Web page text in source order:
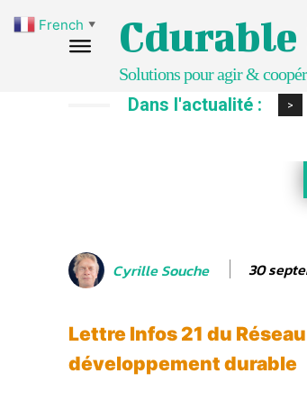
Cdurable
Solutions pour agir &
Dans l'actualité : >
Cyrille Souche 30
Lettre Infos 21 du
développement durable
French ▼